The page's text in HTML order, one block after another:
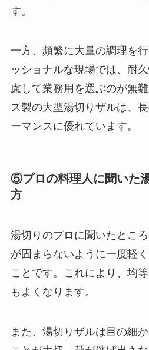
す。
一方、頻繁に大量の調理を
ッショナルな現場では、耐
慮して業務用を選ぶのが無
ス製の大型湯切りザルは、
ーマンスに優れています。
⑤プロの料理人に聞いた
方
湯切りのプロに聞いたとこ
が固まらないように一度軽
ことです。これにより、均
もよくなります。
また、湯切りザルは目の細